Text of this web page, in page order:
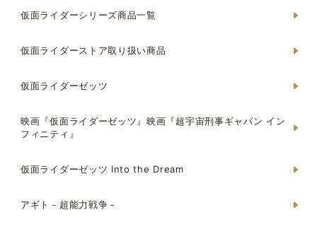
仮面ライダーシリーズ商品一覧
仮面ライダーストア取り扱い商品
仮面ライダーゼッツ
映画『仮面ライダーゼッツ』映画『超宇宙刑事ギャバン イン
フィニティ』
仮面ライダーゼッツ Into the Dream
アギト－超能力戦争－